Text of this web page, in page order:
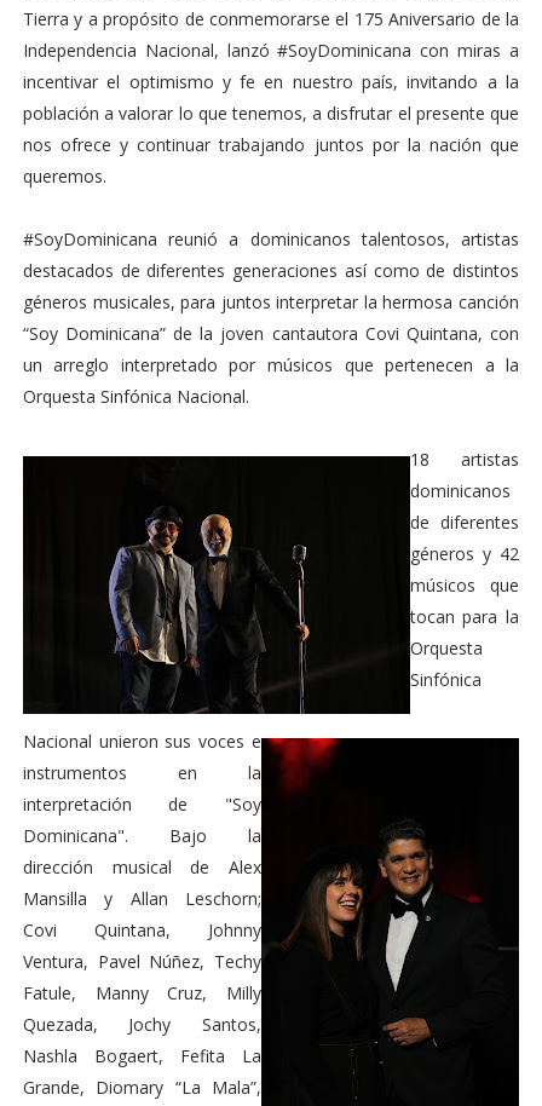
Tierra y a propósito de conmemorarse el 175 Aniversario de la
Independencia Nacional, lanzó #SoyDominicana con miras a
incentivar el optimismo y fe en nuestro país, invitando a la
población a valorar lo que tenemos, a disfrutar el presente que
nos ofrece y continuar trabajando juntos por la nación que
queremos.
#SoyDominicana reunió a dominicanos talentosos, artistas
destacados de diferentes generaciones así como de distintos
géneros musicales, para juntos interpretar la hermosa canción
“Soy Dominicana” de la joven cantautora Covi Quintana, con
un arreglo interpretado por músicos que pertenecen a la
Orquesta Sinfónica Nacional.
18 artistas
dominicanos
de diferentes
géneros y 42
músicos que
tocan para la
Orquesta
Sinfónica
Nacional unieron sus voces e
instrumentos en la
interpretación de "Soy
Dominicana". Bajo la
dirección musical de Alex
Mansilla y Allan Leschorn;
Covi Quintana, Johnny
Ventura, Pavel Núñez, Techy
Fatule, Manny Cruz, Milly
Quezada, Jochy Santos,
Nashla Bogaert, Fefita La
Grande, Diomary “La Mala”,